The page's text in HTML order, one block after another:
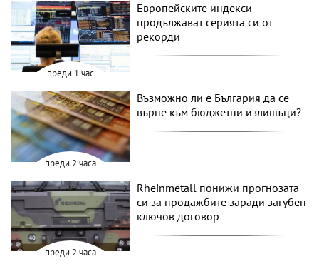
преди 1 час
Европейските индекси
продължават серията си от
рекорди
преди 2 часа
Възможно ли е България да се
върне към бюджетни излишъци?
преди 2 часа
Rheinmetall понижи прогнозата
си за продажбите заради загубен
ключов договор